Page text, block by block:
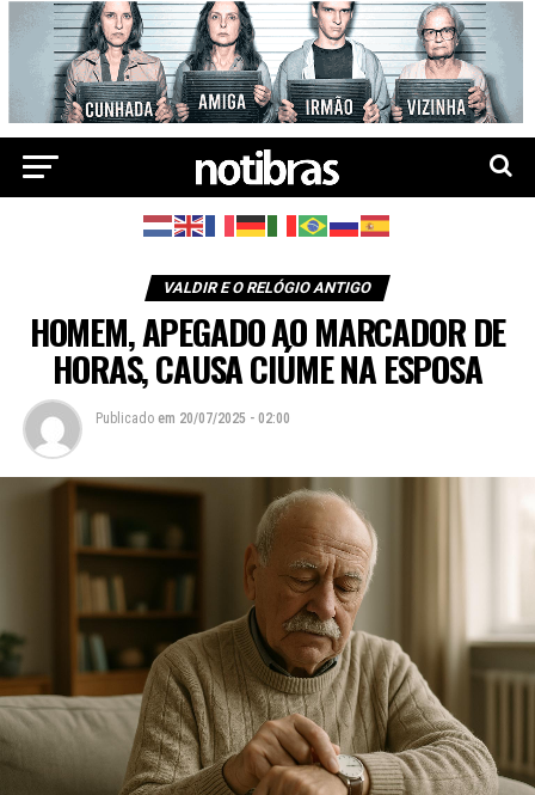
VALDIR E O RELÓGIO ANTIGO
HOMEM, APEGADO AO MARCADOR DE
HORAS, CAUSA CIÚME NA ESPOSA
Publicado em 20/07/2025 - 02:00